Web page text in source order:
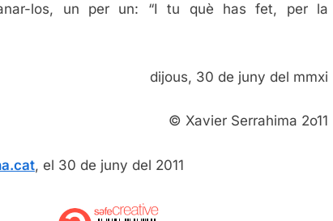
los, un per un: “I tu què has fet, per la
dijous, 30 de juny del mmxi
© Xavier Serrahima 2o11
, el 30 de juny del 2011